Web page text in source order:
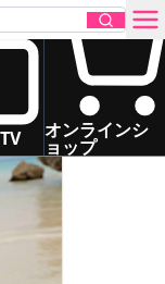
オンラインシ
ョップ